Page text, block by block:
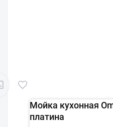
Мойка кухонная
платина